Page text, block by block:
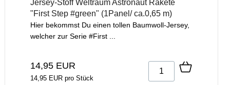
Jersey-Stoff Weltraum Astronaut Rakete
"First Step #green" (1Panel/ ca.0,65 m)
Hier bekommst Du einen tollen Baumwoll-Jersey,
welcher zur Serie #First ...
14,95 EUR
14,95 EUR pro Stück